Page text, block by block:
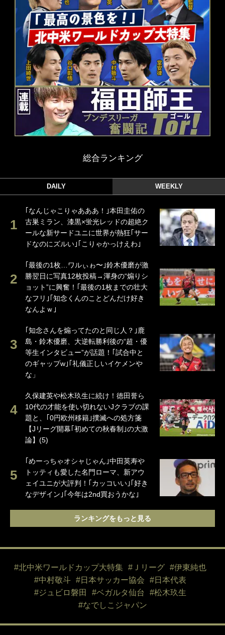
総合ランキング
DAILY WEEKLY
｢なんじゃこりゃあああ！｣本田圭佑の
古巣ミラン、漆黒×蛍光レッドの超絶ク
ールな新サードユニに世界が熱狂｢サー
ドなのにズルい｣｢こりゃかっけえわ｣
｢最後の1枚…ワルぃゎ〜｣鈴木優磨が激
勝翌日に写真12枚投稿→渾身の“煽りシ
ョット”に興奮！｢最後の1枚までの壮大
なフリ｣｢知念くんのことどんだけ好き
なんよｗ｣
｢知念さんを煽ってたのと同じ人？｣鹿
島・鈴木優磨、大逆転勝利後の“超・優
等生インタビュー”が話題！｢試合中と
のギャップw｣｢礼儀正しいイケメンや
な」
久保建英や松木玖生に続け！徳田誉ら
10代の才能を使い切れないJクラブの課
題と、｢0円欧州移籍｣撲滅への処方箋
【Jリーグ開幕｢初めての秋春制｣の大激
論】(5)
｢めーっちゃオシャじゃん｣中田英寿や
トッティも愛した名門ローマ、新アウ
ェイユニが大評判！｢カッコいい｣｢好き
なデザイン｣｢今年は2nd買おうかな｣
ランキングをもっと見る
#北中米ワールドカップ大特集 #Ｊリーグ
#伊東純也
#中村敬斗
#日本サッカー協会
#日本代表
#ジュビロ磐田
#ベガルタ仙台
#松木玖生
#なでしこジャパン